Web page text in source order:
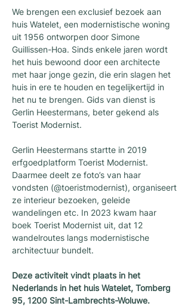
We brengen een exclusief bezoek aan
huis Watelet, een modernistische woning
uit 1956 ontworpen door Simone
Guillissen-Hoa. Sinds enkele jaren wordt
het huis bewoond door een architecte
met haar jonge gezin, die erin slagen het
huis in ere te houden en tegelijkertijd in
het nu te brengen. Gids van dienst is
Gerlin Heestermans, beter gekend als
Toerist Modernist.
Gerlin Heestermans startte in 2019
erfgoedplatform Toerist Modernist.
Daarmee deelt ze foto’s van haar
vondsten (@toeristmodernist), organiseert
ze interieur bezoeken, geleide
wandelingen etc. In 2023 kwam haar
boek Toerist Modernist uit, dat 12
wandelroutes langs modernistische
architectuur bundelt.
Deze activiteit vindt plaats in het
Nederlands in het huis Watelet, Tomberg
95, 1200 Sint-Lambrechts-Woluwe.